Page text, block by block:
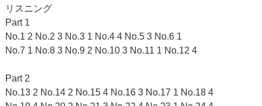
リスニング
Part 1
No.1 2 No.2 3 No.3 1 No.4 4 No.5 3 No.6 1
No.7 1 No.8 3 No.9 2 No.10 3 No.11 1 No.12 4
Part 2
No.13 2 No.14 2 No.15 4 No.16 3 No.17 1 No.18 4